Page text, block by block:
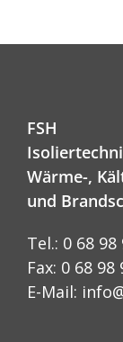
FSH
Wärme-,
und
Tel.: 0 68 98
Fax: 0 68 98
E-Mail: